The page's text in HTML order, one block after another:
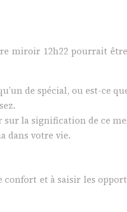
miroir 12h22 pourrait
de spécial, ou est-ce
la signification de ce
dans votre vie.
et à saisir les